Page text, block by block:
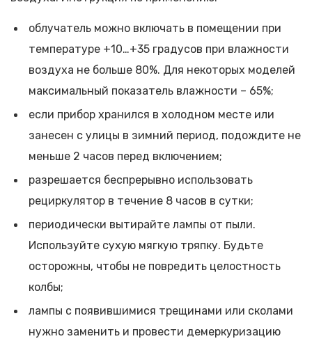
облучатель можно включать в помещении при
температуре +10…+35 градусов при влажности
воздуха не больше 80%. Для некоторых моделей
максимальный показатель влажности – 65%;
если прибор хранился в холодном месте или
занесен с улицы в зимний период, подождите не
меньше 2 часов перед включением;
разрешается беспрерывно использовать
рециркулятор в течение 8 часов в сутки;
периодически вытирайте лампы от пыли.
Используйте сухую мягкую тряпку. Будьте
осторожны, чтобы не повредить целостность
колбы;
лампы с появившимися трещинами или сколами
нужно заменить и провести демеркуризацию